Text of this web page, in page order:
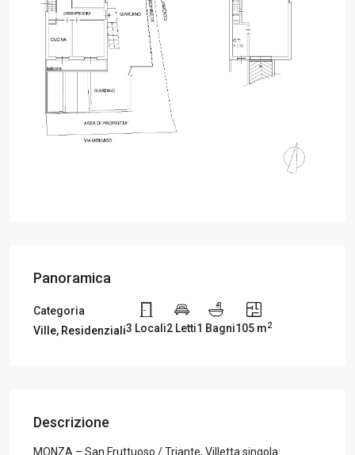
Panoramica
Categoria
Ville, Residenziali3 Locali2 Letti1 Bagni105 m2
Descrizione
MONZA – San Fruttuoso / Triante, Villetta singola: